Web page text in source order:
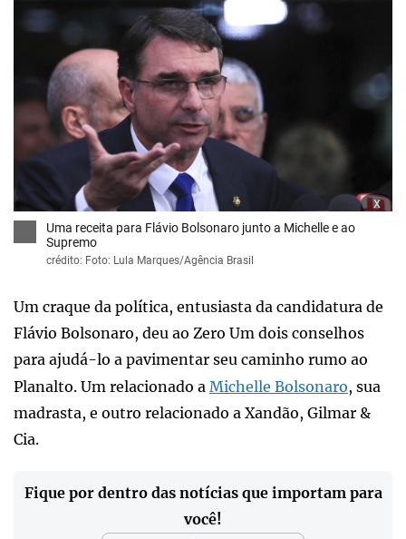
x
Uma receita para Flávio Bolsonaro junto a Michelle e ao
Supremo
crédito: Foto: Lula Marques/Agência Brasil
Um craque da política, entusiasta da candidatura de
Flávio Bolsonaro, deu ao Zero Um dois conselhos
para ajudá-lo a pavimentar seu caminho rumo ao
Planalto. Um relacionado a Michelle Bolsonaro, sua
madrasta, e outro relacionado a Xandão, Gilmar &
Cia.
Fique por dentro das notícias que importam para
você!